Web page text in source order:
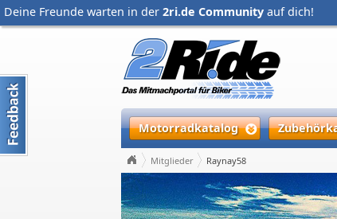
Deine Freunde warten in der 2ri.de Community auf dich!
Motorradkatalog
Mitglieder Raynay58